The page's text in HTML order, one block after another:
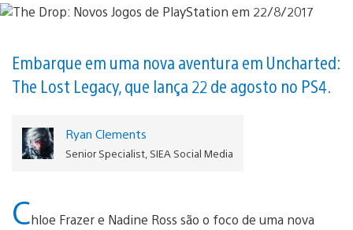
Embarque em uma nova aventura em Uncharted:
The Lost Legacy, que lança 22 de agosto no PS4.
Ryan Clements
Senior Specialist, SIEA Social Media
Chloe Frazer e Nadine Ross são o foco de uma nova